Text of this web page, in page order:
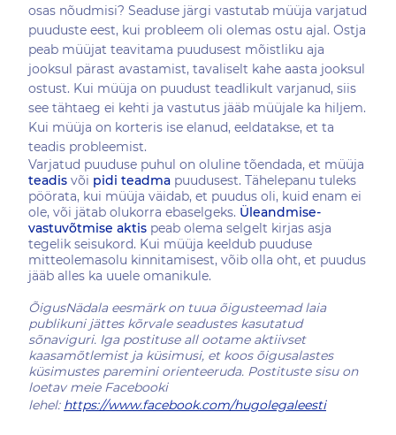
osas nõudmisi? Seaduse järgi vastutab müüja varjatud
puuduste eest, kui probleem oli olemas ostu ajal. Ostja
peab müüjat teavitama puudusest mõistliku aja
jooksul pärast avastamist, tavaliselt kahe aasta jooksul
ostust. Kui müüja on puudust teadlikult varjanud, siis
see tähtaeg ei kehti ja vastutus jääb müüjale ka hiljem.
Kui müüja on korteris ise elanud, eeldatakse, et ta
teadis probleemist.
Varjatud puuduse puhul on oluline tõendada, et müüja
teadis või pidi teadma puudusest. Tähelepanu tuleks
pöörata, kui müüja väidab, et puudus oli, kuid enam ei
ole, või jätab olukorra ebaselgeks. Üleandmise-
vastuvõtmise aktis peab olema selgelt kirjas asja
tegelik seisukord. Kui müüja keeldub puuduse
mitteolemasolu kinnitamisest, võib olla oht, et puudus
jääb alles ka uuele omanikule.
ÕigusNädala eesmärk on tuua õigusteemad laia
publikuni jättes kõrvale seadustes kasutatud
sõnaviguri. Iga postituse all ootame aktiivset
kaasamõtlemist ja küsimusi, et koos õigusalastes
küsimustes paremini orienteeruda. Postituste sisu on
loetav meie Facebooki
lehel: https://www.facebook.com/hugolegaleesti